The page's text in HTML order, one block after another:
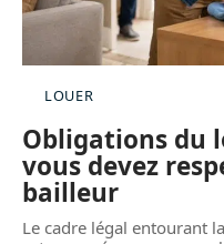
LOUER
Obligations du
vous devez
bailleur
Le cadre légal entourant